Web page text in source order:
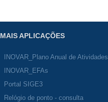
MAIS APLICAÇÕES
INOVAR_Plano Anual de Atividades
INOVAR_EFAs
Portal SIGE3
Relógio de ponto - consulta